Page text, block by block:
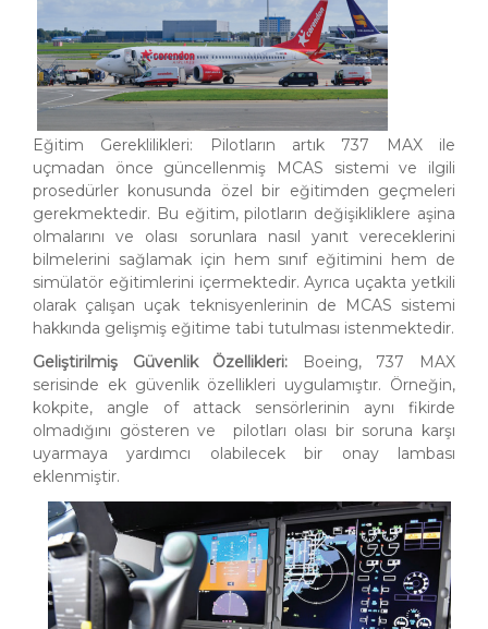
Eğitim Gereklilikleri: Pilotların artık 737 MAX ile
uçmadan önce güncellenmiş MCAS sistemi ve ilgili
prosedürler konusunda özel bir eğitimden geçmeleri
gerekmektedir. Bu eğitim, pilotların değişikliklere aşina
olmalarını ve olası sorunlara nasıl yanıt vereceklerini
bilmelerini sağlamak için hem sınıf eğitimini hem de
simülatör eğitimlerini içermektedir. Ayrıca uçakta yetkili
olarak çalışan uçak teknisyenlerinin de MCAS sistemi
hakkında gelişmiş eğitime tabi tutulması istenmektedir.
Geliştirilmiş Güvenlik Özellikleri: Boeing, 737 MAX
serisinde ek güvenlik özellikleri uygulamıştır. Örneğin,
kokpite, angle of attack sensörlerinin aynı fikirde
olmadığını gösteren ve pilotları olası bir soruna karşı
uyarmaya yardımcı olabilecek bir onay lambası
eklenmiştir.